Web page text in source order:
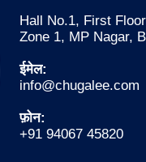
Hall No.1, First
Zone 1, MP Nagar,
ईमेल:
info@chugalee.com
फ़ोन:
+91 94067 45820